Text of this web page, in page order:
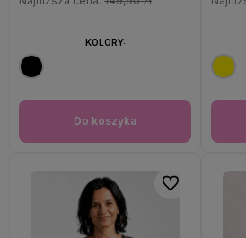
Do koszyka
KOLORY:
Do ulubionych